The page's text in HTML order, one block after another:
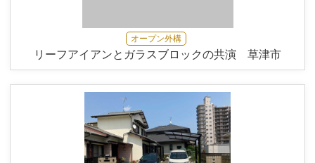
オープン外構
リーフアイアンとガラスブロックの共演 草津市